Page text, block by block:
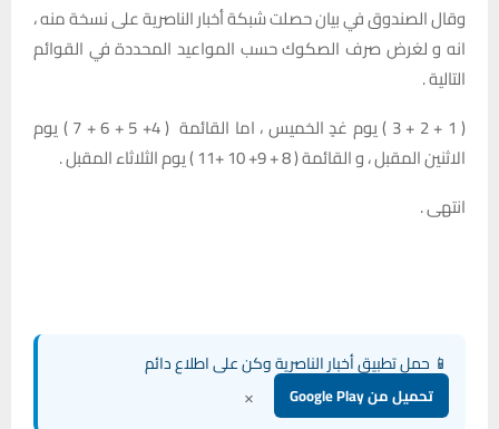
وقال الصندوق في بيان حصلت شبكة أخبار الناصرية على نسخة منه ،
انه و لغرض صرف الصكوك حسب المواعيد المحددة في القوائم
التالية .
( 1 + 2 + 3 ) يوم غدٍ الخميس ، اما القائمة ( 4+ 5 + 6 + 7 ) يوم
الاثنين المقبل ، و القائمة ( 8 + 9+ 10 +11 ) يوم الثلاثاء المقبل .
انتهى .
📱 حمل تطبيق أخبار الناصرية وكن على اطلاع دائم
تحميل من Google Play ×